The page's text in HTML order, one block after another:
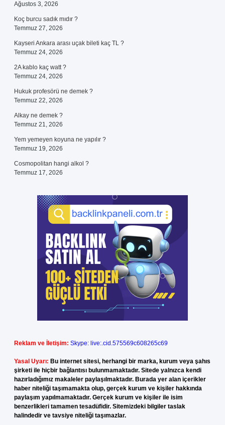
Ağustos 3, 2026
Koç burcu sadık mıdır ?
Temmuz 27, 2026
Kayseri Ankara arası uçak bileti kaç TL ?
Temmuz 24, 2026
2A kablo kaç watt ?
Temmuz 24, 2026
Hukuk profesörü ne demek ?
Temmuz 22, 2026
Alkay ne demek ?
Temmuz 21, 2026
Yem yemeyen koyuna ne yapılır ?
Temmuz 19, 2026
Cosmopolitan hangi alkol ?
Temmuz 17, 2026
Reklam ve İletişim: Skype: live:.cid.575569c608265c69
Yasal Uyarı: Bu internet sitesi, herhangi bir marka, kurum veya şahıs
şirketi ile hiçbir bağlantısı bulunmamaktadır. Sitede yalnızca kendi
hazırladığımız makaleler paylaşılmaktadır. Burada yer alan içerikler
haber niteliği taşımamakta olup, gerçek kurum ve kişiler hakkında
paylaşım yapılmamaktadır. Gerçek kurum ve kişiler ile isim
benzerlikleri tamamen tesadüfidir. Sitemizdeki bilgiler taslak
halindedir ve tavsiye niteliği taşımazlar.